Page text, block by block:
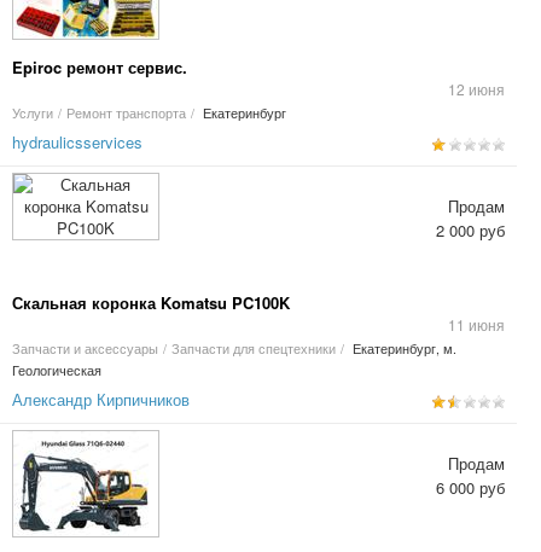
Epiroc ремонт сервис.
12 июня
Услуги / Ремонт транспорта / Екатеринбург
hydraulicsservices
Скальная коронка Komatsu PC100K
11 июня
Запчасти и аксессуары / Запчасти для спецтехники / Екатеринбург, м.
Геологическая
Продам
2 000 руб
Александр Кирпичников
Продам
6 000 руб